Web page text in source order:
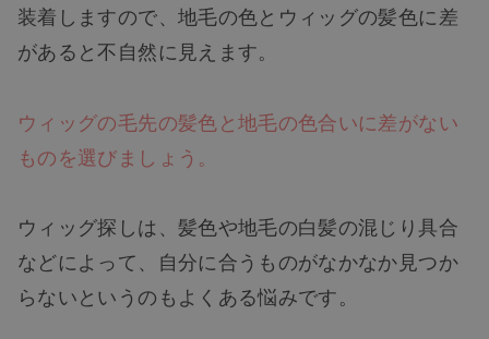
装着しますので、地毛の色とウィッグの髪色に差
があると不自然に見えます。
ウィッグの毛先の髪色と地毛の色合いに差がない
ものを選びましょう。
ウィッグ探しは、髪色や地毛の白髪の混じり具合
などによって、自分に合うものがなかなか見つか
らないというのもよくある悩みです。